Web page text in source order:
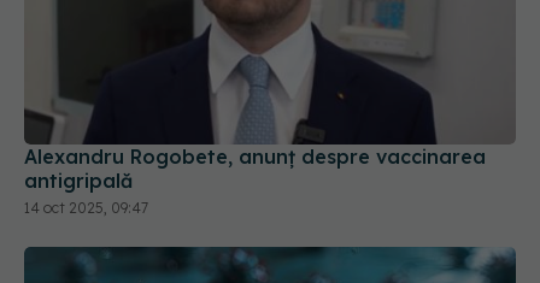
Alexandru Rogobete, anunț despre vaccinarea
antigripală
14 oct 2025, 09:47